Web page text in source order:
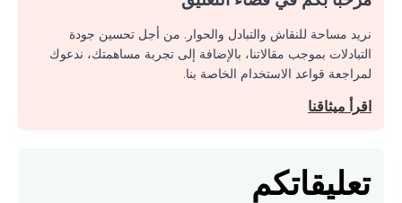
نريد مساحة للنقاش والتبادل والحوار. من أجل تحسين جودة
التبادلات بموجب مقالاتنا، بالإضافة إلى تجربة مساهمتك، ندعوك
لمراجعة قواعد الاستخدام الخاصة بنا.
اقرأ ميثاقنا
تعليقاتكم